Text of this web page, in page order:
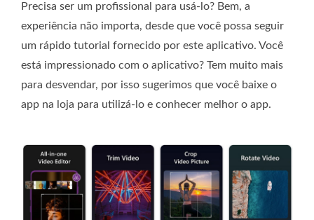
Precisa ser um profissional para usá-lo? Bem, a
experiência não importa, desde que você possa seguir
um rápido tutorial fornecido por este aplicativo. Você
está impressionado com o aplicativo? Tem muito mais
para desvendar, por isso sugerimos que você baixe o
app na loja para utilizá-lo e conhecer melhor o app.